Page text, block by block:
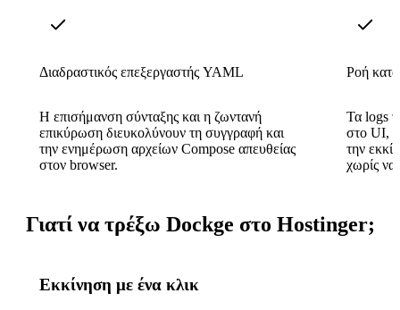
Διαδραστικός επεξεργαστής YAML
Η επισήμανση σύνταξης και η ζωντανή
επικύρωση διευκολύνουν τη συγγραφή και
την ενημέρωση αρχείων Compose απευθείας
στον browser.
Ροή
Τα logs
στο UI,
την
χωρίς να
Γιατί να τρέξω Dockge στο Hostinger;
Εκκίνηση με ένα κλικ